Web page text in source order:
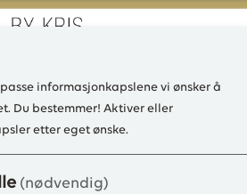
0
Fiori di
100g
informasjonkapslene vi ønsker å
Du bestemmer! Aktiver eller
etter eget ønske.
(nødvendig)